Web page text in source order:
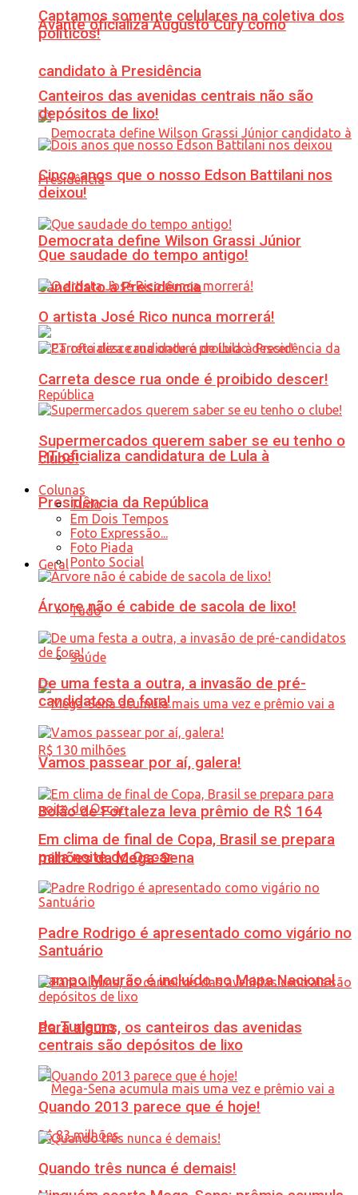
Avante oficializa Augusto Cury como
candidato à Presidência
Democrata define Wilson Grassi Júnior
candidato à Presidência
PT oficializa candidatura de Lula à
Presidência da República
Geral
Tudo
Saúde
Bolão de Fortaleza leva prêmio de R$ 164
milhões da Mega-Sena
Campo Mourão é incluído no Mapa Nacional
do Turismo
Captamos somente celulares na coletiva dos
políticos!
Canteiros das avenidas centrais não são
depósitos de lixo!
Cinco anos que o nosso Edson Battilani nos
deixou!
Que saudade do tempo antigo!
O artista José Rico nunca morrerá!
Carreta desce rua onde é proibido descer!
Supermercados querem saber se eu tenho o
clube!
Colunas
Tudo
Em Dois Tempos
Foto Expressão...
Foto Piada
Ponto Social
Árvore não é cabide de sacola de lixo!
De uma festa a outra, a invasão de pré-
candidatos de fora!
Vamos passear por aí, galera!
Em clima de final de Copa, Brasil se prepara
para noite do Oscar
Padre Rodrigo é apresentado como vigário no
Santuário
Para alguns, os canteiros das avenidas
centrais são depósitos de lixo
Quando 2013 parece que é hoje!
Quando três nunca é demais!